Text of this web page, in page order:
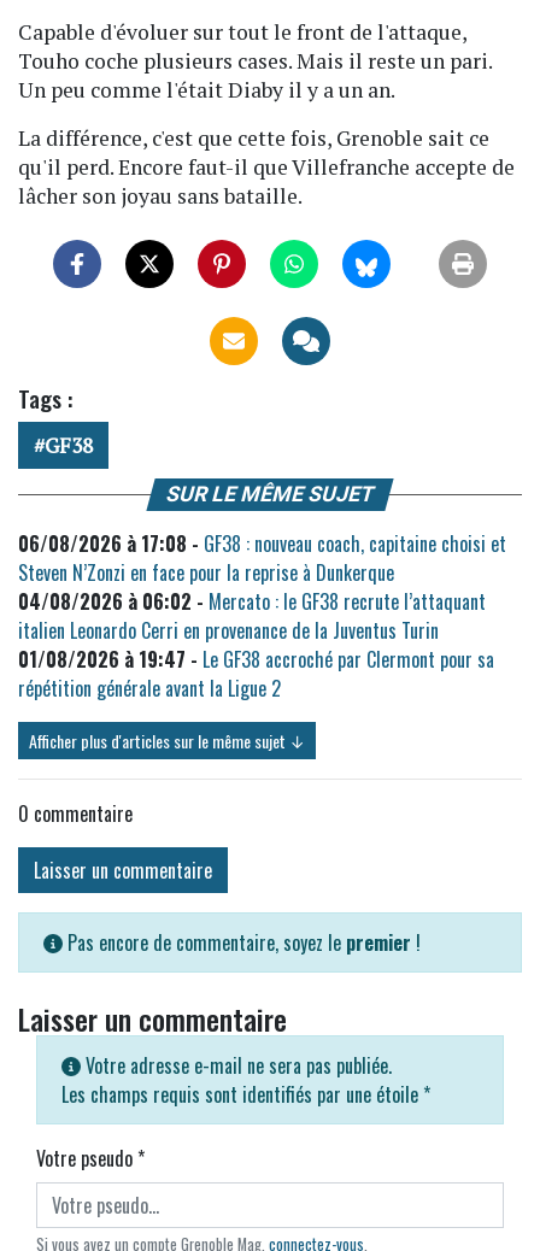
Capable d'évoluer sur tout le front de l'attaque,
Touho coche plusieurs cases. Mais il reste un pari.
Un peu comme l'était Diaby il y a un an.
La différence, c'est que cette fois, Grenoble sait ce
qu'il perd. Encore faut-il que Villefranche accepte de
lâcher son joyau sans bataille.
Tags :
GF38
SUR LE MÊME SUJET
06/08/2026 à 17:08 - GF38 : nouveau coach, capitaine choisi et
Steven N’Zonzi en face pour la reprise à Dunkerque
04/08/2026 à 06:02 - Mercato : le GF38 recrute l’attaquant
italien Leonardo Cerri en provenance de la Juventus Turin
01/08/2026 à 19:47 - Le GF38 accroché par Clermont pour sa
répétition générale avant la Ligue 2
Afficher plus d'articles sur le même sujet ↓
0 commentaire
Laisser un commentaire
Pas encore de commentaire, soyez le premier !
Laisser un commentaire
Votre adresse e-mail ne sera pas publiée.
Les champs requis sont identifiés par une étoile *
Votre pseudo*
Si vous avez un compte Grenoble Mag, connectez-vous.